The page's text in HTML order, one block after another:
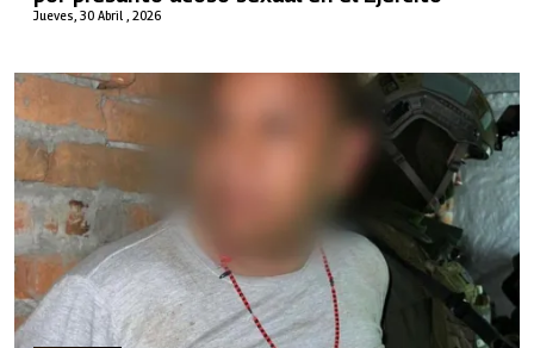
Jueves, 30 Abril , 2026